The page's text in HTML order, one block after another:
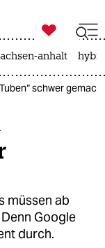

taz zahl ich
anhalt
schwer gemacht
müssen ab
Google
durch.